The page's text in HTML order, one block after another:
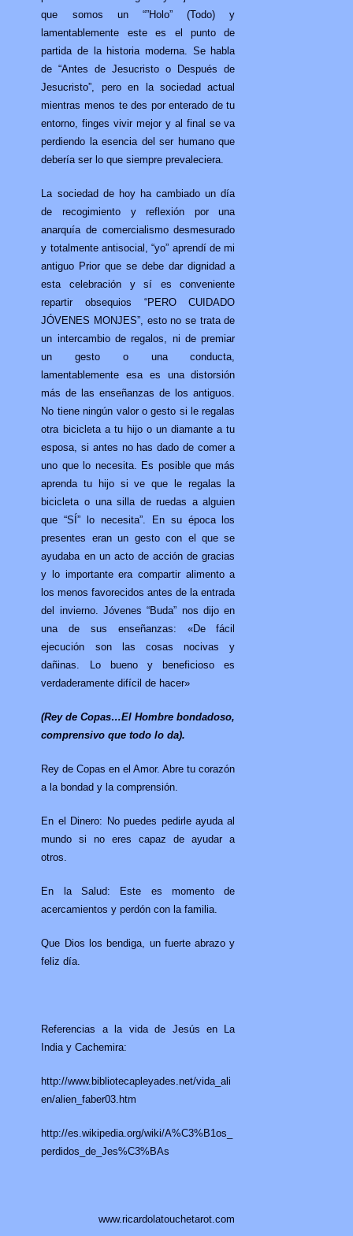
que somos un “”Holo” (Todo) y
lamentablemente este es el punto de
partida de la historia moderna. Se habla
de “Antes de Jesucristo o Después de
Jesucristo”, pero en la sociedad actual
mientras menos te des por enterado de tu
entorno, finges vivir mejor y al final se va
perdiendo la esencia del ser humano que
debería ser lo que siempre prevaleciera.
La sociedad de hoy ha cambiado un día
de recogimiento y reflexión por una
anarquía de comercialismo desmesurado
y totalmente antisocial, “yo” aprendí de mi
antiguo Prior que se debe dar dignidad a
esta celebración y sí es conveniente
repartir obsequios “PERO CUIDADO
JÓVENES MONJES”, esto no se trata de
un intercambio de regalos, ni de premiar
un gesto o una conducta,
lamentablemente esa es una distorsión
más de las enseñanzas de los antiguos.
No tiene ningún valor o gesto si le regalas
otra bicicleta a tu hijo o un diamante a tu
esposa, si antes no has dado de comer a
uno que lo necesita. Es posible que más
aprenda tu hijo si ve que le regalas la
bicicleta o una silla de ruedas a alguien
que “SÍ” lo necesita”. En su época los
presentes eran un gesto con el que se
ayudaba en un acto de acción de gracias
y lo importante era compartir alimento a
los menos favorecidos antes de la entrada
del invierno. Jóvenes “Buda” nos dijo en
una de sus enseñanzas: «De fácil
ejecución son las cosas nocivas y
dañinas. Lo bueno y beneficioso es
verdaderamente difícil de hacer»
(Rey de Copas…El Hombre bondadoso,
comprensivo que todo lo da).
Rey de Copas en el Amor. Abre tu corazón
a la bondad y la comprensión.
En el Dinero: No puedes pedirle ayuda al
mundo si no eres capaz de ayudar a
otros.
En la Salud: Este es momento de
acercamientos y perdón con la familia.
Que Dios los bendiga, un fuerte abrazo y
feliz día.
Referencias a la vida de Jesús en La
India y Cachemira:
http://www.bibliotecapleyades.net/vida_ali
en/alien_faber03.htm
http://es.wikipedia.org/wiki/A%C3%B1os_
perdidos_de_Jes%C3%BAs
www.ricardolatouchetarot.com